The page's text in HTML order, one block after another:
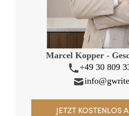
Marcel Kopper -
+49 30 809
JETZT KOSTENLOS